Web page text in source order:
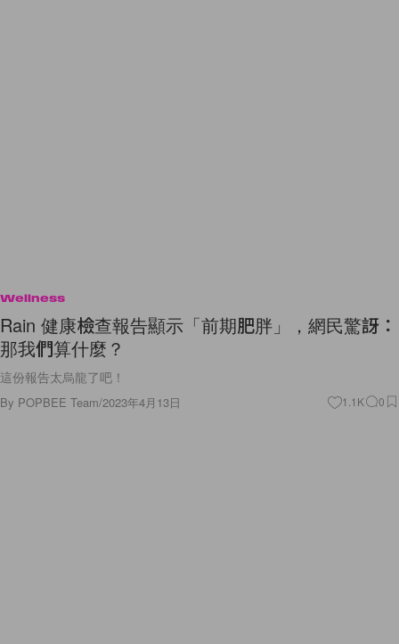
Wellness
Rain 健康檢查報告顯示「前期肥胖」，網民驚訝：
那我們算什麼？
這份報告太烏龍了吧！
By POPBEE Team/2023年4月13日 1.1K 0